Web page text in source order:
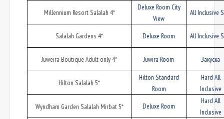
Millennium Resort Salalah 4*
Deluxe Room City
View
All Inclusive
Salalah Gardens 4* Deluxe Room All Inclusive
Juweira Boutique Adult only 4* Juwira Room Закуска
Hilton Salalah 5*
Hilton Standard
Room
Hard All
Inclusive
Wyndham Garden Salalah Mirbat 5*
Deluxe Room
Hard All
Inclusive